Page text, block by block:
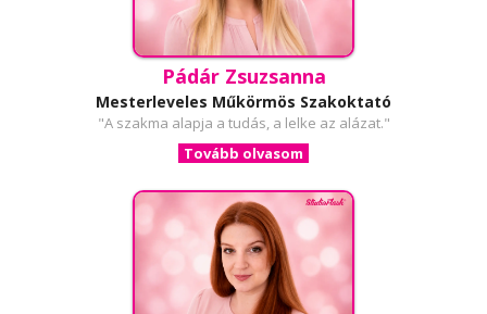
Pádár Zsuzsanna
Mesterleveles Műkörmös Szakoktató
"A szakma alapja a tudás, a lelke az alázat."
Tovább olvasom